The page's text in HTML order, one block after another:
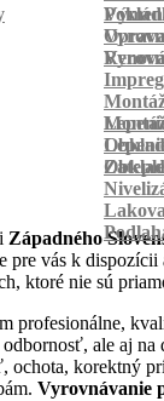
Západného
vás k
ktoré nie sú
profesionálne,
ale aj
korektný
Vyrovnávanie